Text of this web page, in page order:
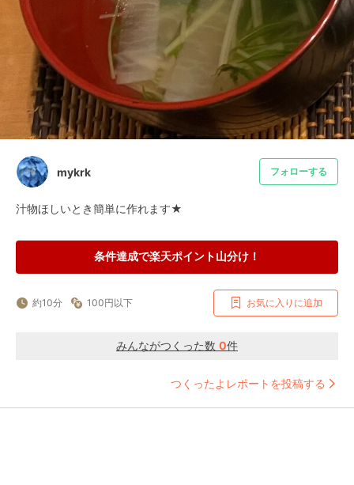
mykrk フォローする
汁物ほしいとき簡単に作れます‎★
条件達成で楽天ポイント山分け！
約10分 100円以下 お気に入りに追加
みんながつくった数 0件
つくったよレポートを投稿する